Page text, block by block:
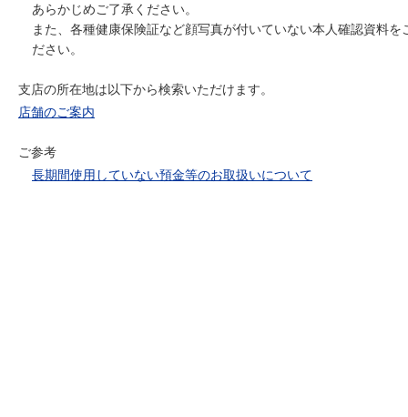
あらかじめご了承ください。
また、各種健康保険証など顔写真が付いていない本人確認資料
ださい。
支店の所在地は以下から検索いただけます。
店舗のご案内
ご参考
長期間使用していない預金等のお取扱いについて